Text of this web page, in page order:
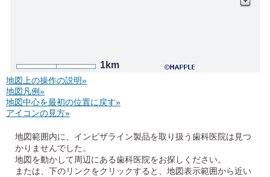
1km
地図上の操作の説明»
地図凡例»
地図中心を最初の位置に戻す»
アイコンの見方»
地図範囲内に、インビザライン製品を取り扱う歯科医院は見つ
かりませんでした。
地図を動かして周辺にある歯科医院をお探しください。
または、下のリンクをクリックすると、地図表示範囲から近い